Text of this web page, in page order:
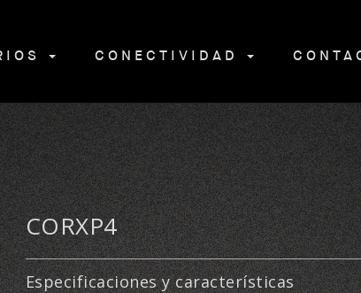
CONECTIVIDAD
CORXP4
Especificaciones y características